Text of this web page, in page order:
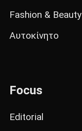
Fashion & Beauty
Αυτοκίνητο
Focus
Editorial